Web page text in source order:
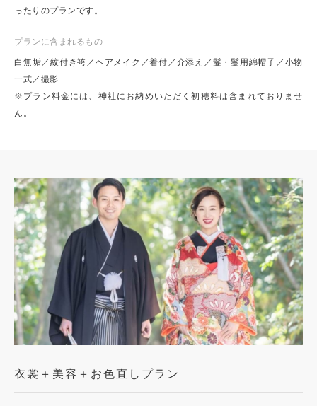
ったりのプランです。
プランに含まれるもの
白無垢／紋付き袴／ヘアメイク／着付／介添え／鬘・鬘用綿帽子／小物
一式／撮影
※プラン料金には、神社にお納めいただく初穂料は含まれておりませ
ん。
衣裳＋美容＋お色直しプラン